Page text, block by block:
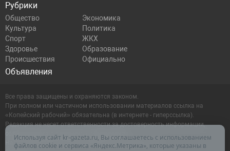
Рубрики
Общество
Экономика
Культура
Политика
Спорт
ЖКХ
Здоровье
Образование
Происшествия
Официально
Объявления
Все права защищены и охраняются законом.
При полном или частичном использовании материалов ссылка на
«Копейский рабочий» обязательна (в интернете - гиперссылка).
Редакция не несет ответственности за достоверность информации,
содержащейся в рекламных объявлениях.
Настоящий ресурс может содержать материалы 16+
Используя сайт kr-gazeta.ru, Вы соглашаетесь с использованием
файлов cookie и сервиса «Яндекс.Метрика», которые указаны в